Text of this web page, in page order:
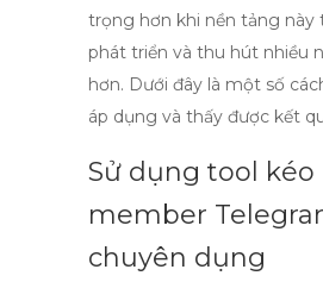
trọng hơn khi nền tảng này
phát triển và thu hút nhiều
hơn. Dưới đây là một số
áp dụng và thấy được kết
Sử dụng tool kéo
member
chuyên dụng